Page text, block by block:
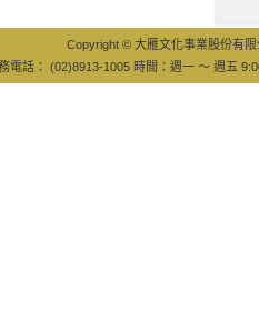
Copyright © 大雁文化事業股份有
電話： (02)8913-1005 時間：週一 ～ 週五